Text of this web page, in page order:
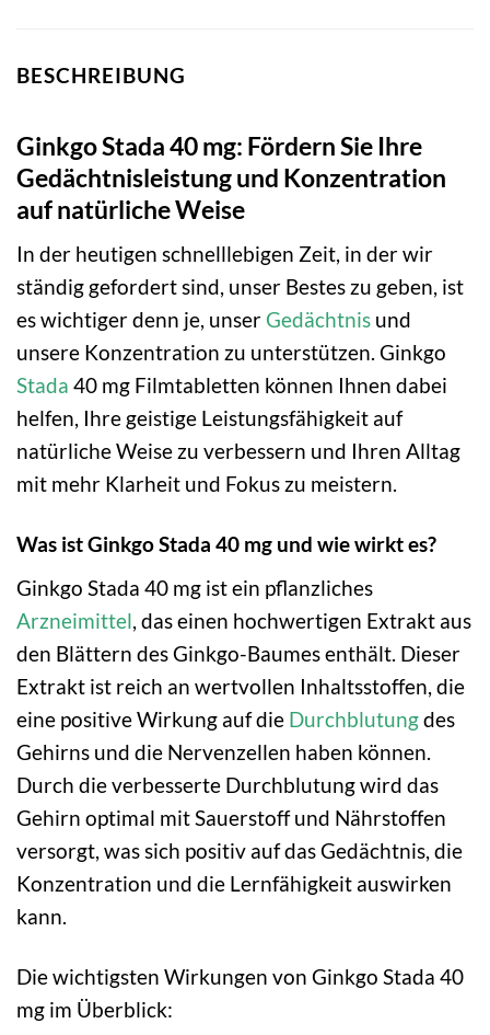
BESCHREIBUNG
Ginkgo Stada 40 mg: Fördern Sie Ihre
Gedächtnisleistung und Konzentration
auf natürliche Weise
In der heutigen schnelllebigen Zeit, in der wir
ständig gefordert sind, unser Bestes zu geben, ist
es wichtiger denn je, unser Gedächtnis und
unsere Konzentration zu unterstützen. Ginkgo
Stada 40 mg Filmtabletten können Ihnen dabei
helfen, Ihre geistige Leistungsfähigkeit auf
natürliche Weise zu verbessern und Ihren Alltag
mit mehr Klarheit und Fokus zu meistern.
Was ist Ginkgo Stada 40 mg und wie wirkt es?
Ginkgo Stada 40 mg ist ein pflanzliches
Arzneimittel, das einen hochwertigen Extrakt aus
den Blättern des Ginkgo-Baumes enthält. Dieser
Extrakt ist reich an wertvollen Inhaltsstoffen, die
eine positive Wirkung auf die Durchblutungdes
Gehirns und die Nervenzellen haben können.
Durch die verbesserte Durchblutung wird das
Gehirn optimal mit Sauerstoff und Nährstoffen
versorgt, was sich positiv auf das Gedächtnis, die
Konzentration und die Lernfähigkeit auswirken
kann.
Die wichtigsten Wirkungen von Ginkgo Stada 40
mg im Überblick: